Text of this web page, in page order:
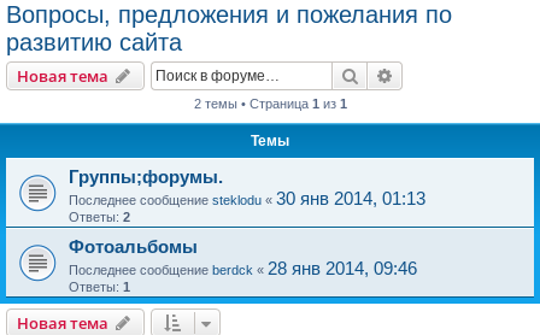
Вопросы, предложения и пожелания по
развитию сайта
Новая тема Поиск
2 темы • Страница 1 из 1
Темы
Группы;форумы.
Последнее сообщение steklodu « 30 янв 2014, 01:13
Ответы: 2
Фотоальбомы
Последнее сообщение berdck « 28 янв 2014, 09:46
Ответы: 1
Новая тема